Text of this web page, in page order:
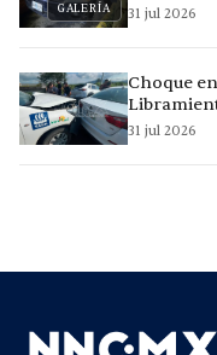
GALERÍA 31 jul 2026
Choque
31 jul 2026